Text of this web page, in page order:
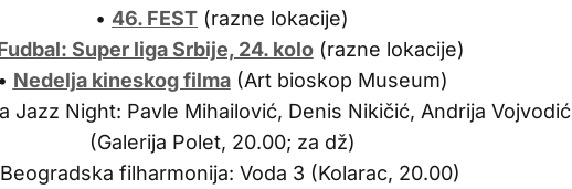
• 46. FEST (razne lokacije)
Super liga Srbije, 24. kolo(razne lokacije)
• Nedelja kineskog filma(Art bioskop Museum)
Jazz Night: Pavle Mihailović, Denis Nikičić, Andrija Vojvodić
(Galerija Polet, 20.00; za dž)
filharmonija: Voda 3 (Kolarac, 20.00)